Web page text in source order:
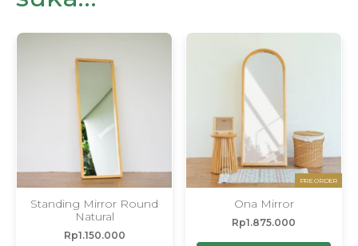
Standing Mirror Round
Natural
Rp1.150.000
PRE ORDER
Ona Mirror
Rp1.875.000